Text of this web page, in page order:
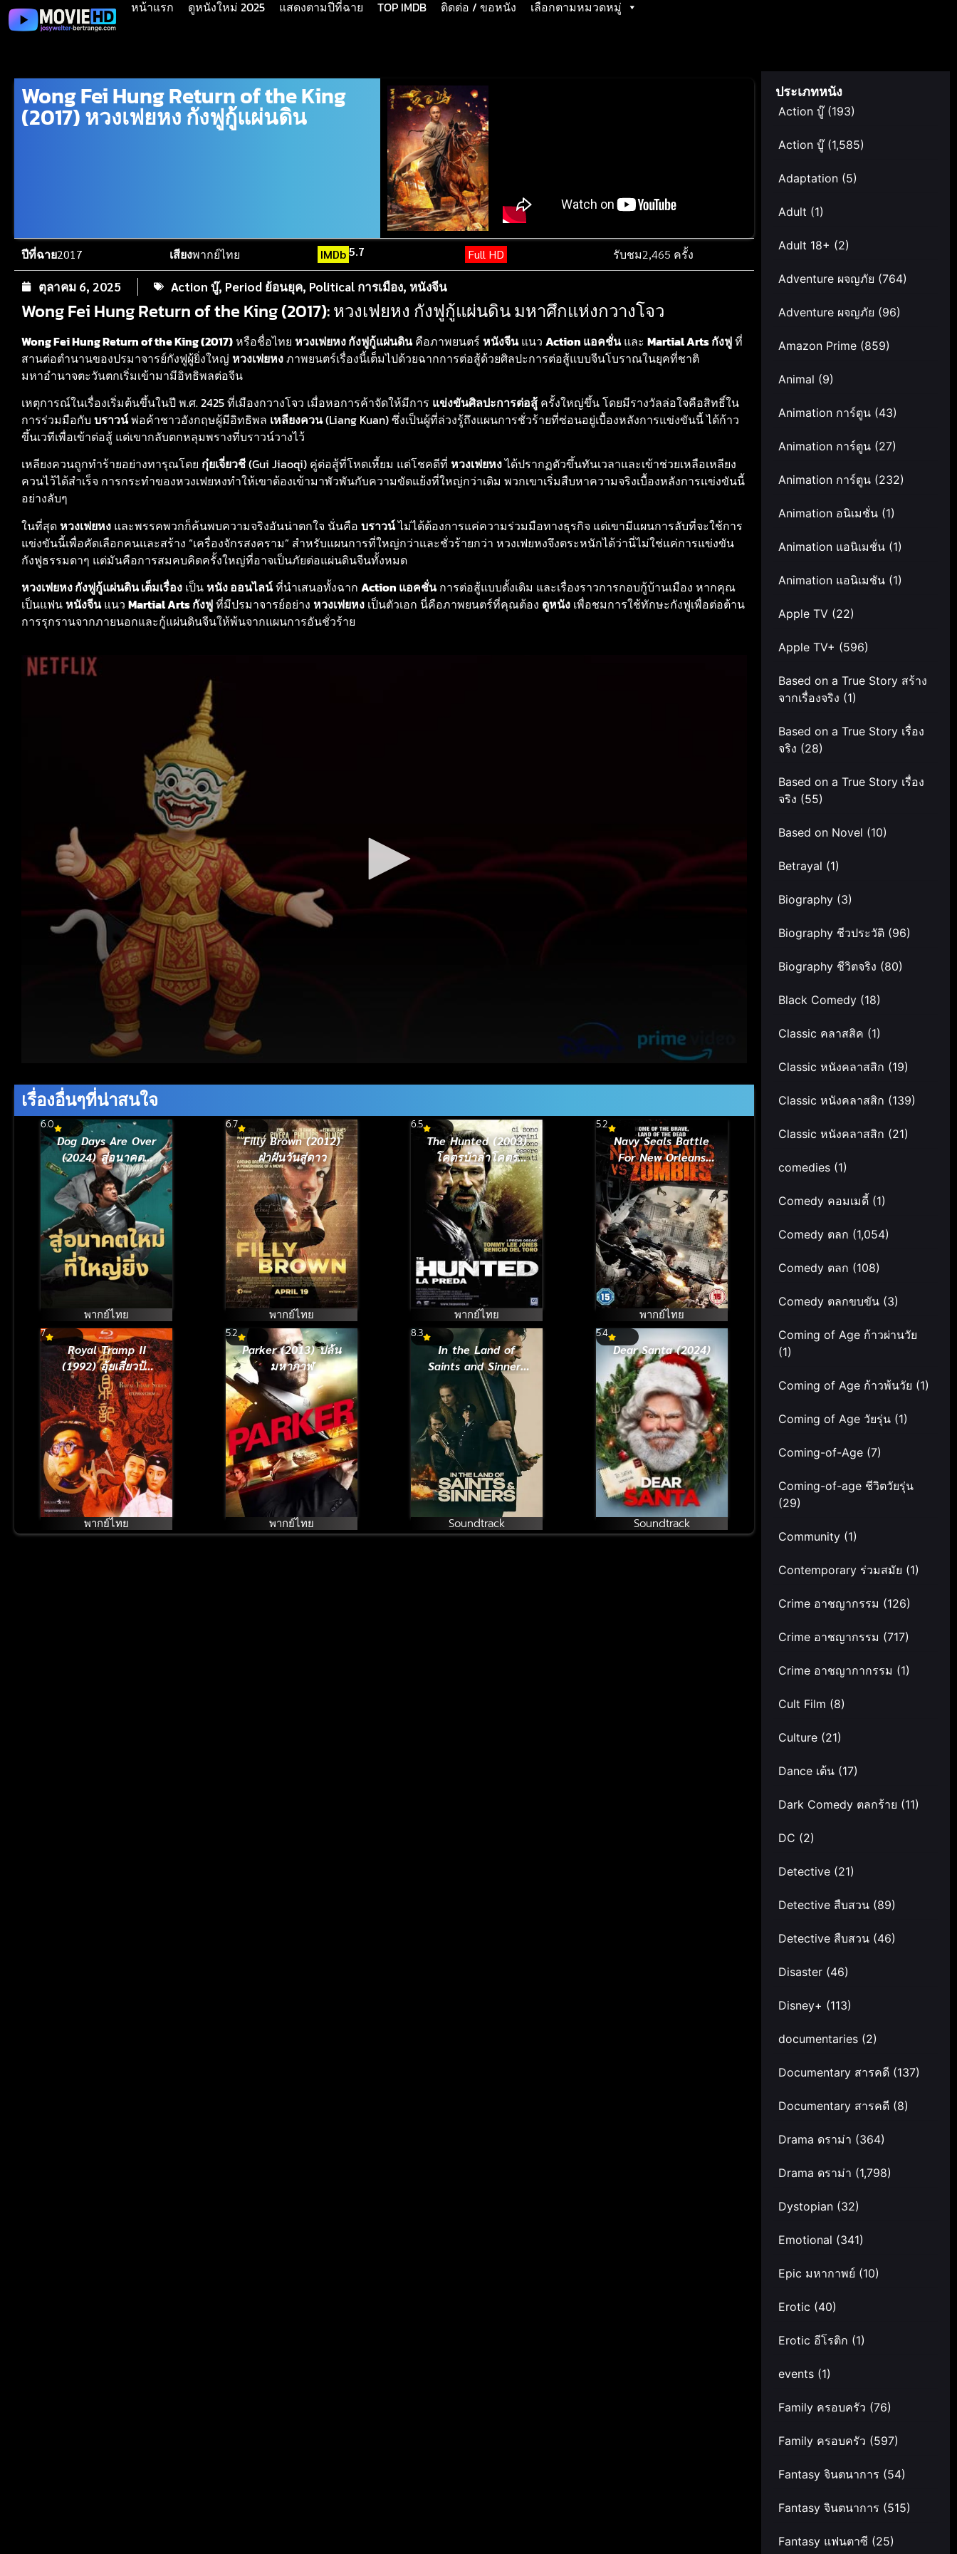
หน้าแรก ดูหนังใหม่ 2025 แสดงตามปีที่ฉาย TOP IMDB ติดต่อ / ขอหนัง เลือกตามหมวดหมู่
Wong Fei Hung Return of the King
(2017) หวงเฟยหง กังฟูกู้แผ่นดิน
ปีที่ฉาย2017 เสียงพากย์ไทย IMDb5.7 Full HD รับชม2,465 ครั้ง
ตุลาคม 6, 2025 Action บู๊, Period ย้อนยุค, Political การเมือง, หนังจีน
Wong Fei Hung Return of the King (2017): หวงเฟยหง กังฟูกู้แผ่นดิน มหาศึกแห่งกวางโจว
Wong Fei Hung Return of the King (2017)หรือชื่อไทย หวงเฟยหง กังฟูกู้แผ่นดินคือภาพยนตร์ หนังจีนแนว Action แอคชั่นและ Martial Arts กังฟูที่
สานต่อตำนานของปรมาจารย์กังฟูผู้ยิ่งใหญ่ หวงเฟยหงภาพยนตร์เรื่องนี้เต็มไปด้วยฉากการต่อสู้ด้วยศิลปะการต่อสู้แบบจีนโบราณในยุคที่ชาติ
มหาอำนาจตะวันตกเริ่มเข้ามามีอิทธิพลต่อจีน
เหตุการณ์ในเรื่องเริ่มต้นขึ้นในปี พ.ศ. 2425 ที่เมืองกวางโจว เมื่อหอการค้าจัดให้มีการ แข่งขันศิลปะการต่อสู้ ครั้งใหญ่ขึ้น โดยมีรางวัลล่อใจคือสิทธิ์ใน
การร่วมมือกับ บราวน์พ่อค้าชาวอังกฤษผู้มีอิทธิพล เหลียงควน(Liang Kuan) ซึ่งเป็นผู้ที่ล่วงรู้ถึงแผนการชั่วร้ายที่ซ่อนอยู่เบื้องหลังการแข่งขันนี้ ได้ก้าว
ขึ้นเวทีเพื่อเข้าต่อสู้ แต่เขากลับตกหลุมพรางที่บราวน์วางไว้
เหลียงควนถูกทำร้ายอย่างทารุณโดย กุ๋ยเจี่ยวชี(Gui Jiaoqi) คู่ต่อสู้ที่โหดเหี้ยม แต่โชคดีที่ หวงเฟยหงได้ปรากฏตัวขึ้นทันเวลาและเข้าช่วยเหลือเหลียง
ควนไว้ได้สำเร็จ การกระทำของหวงเฟยหงทำให้เขาต้องเข้ามาพัวพันกับความขัดแย้งที่ใหญ่กว่าเดิม พวกเขาเริ่มสืบหาความจริงเบื้องหลังการแข่งขันนี้
อย่างลับๆ
ในที่สุด หวงเฟยหง และพรรคพวกก็ค้นพบความจริงอันน่าตกใจ นั่นคือ บราวน์ไม่ได้ต้องการแค่ความร่วมมือทางธุรกิจ แต่เขามีแผนการลับที่จะใช้การ
แข่งขันนี้เพื่อคัดเลือกคนและสร้าง “เครื่องจักรสงคราม” สำหรับแผนการที่ใหญ่กว่าและชั่วร้ายกว่า หวงเฟยหงจึงตระหนักได้ว่านี่ไม่ใช่แค่การแข่งขัน
กังฟูธรรมดาๆ แต่มันคือการสมคบคิดครั้งใหญ่ที่อาจเป็นภัยต่อแผ่นดินจีนทั้งหมด
หวงเฟยหง กังฟูกู้แผ่นดิน เต็มเรื่อง เป็น หนัง ออนไลน์ที่นำเสนอทั้งฉาก Action แอคชั่นการต่อสู้แบบดั้งเดิม และเรื่องราวการกอบกู้บ้านเมือง หากคุณ
เป็นแฟน หนังจีนแนว Martial Arts กังฟูที่มีปรมาจารย์อย่าง หวงเฟยหง เป็นตัวเอก นี่คือภาพยนตร์ที่คุณต้อง ดูหนัง เพื่อชมการใช้ทักษะกังฟูเพื่อต่อต้าน
การรุกรานจากภายนอกและกู้แผ่นดินจีนให้พ้นจากแผนการอันชั่วร้าย
เรื่องอื่นๆที่น่าสนใจ
6.0
Dog Days Are Over
(2024) สู่อนาคตที่
ใหม่ที่ใหญ่ยิ่ง
พากย์ไทย
6.7
Filly Brown (2012)
ฝ่าฝันวันสู่ดาว
พากย์ไทย
6.5
The Hunted (2003)
โคตรบ้าล่าโคตร
เหี้ยม
พากย์ไทย
5.2
Navy Seals Battle
For New Orleans
(2016) หน่วยจู่โจม
ทะลวงเมืองซอมบี้
พากย์ไทย
7
Royal Tramp II
(1992) อุ้ยเสี่ยวป้อ
จอมยุทธเย้ยยุทธจักร
ภาค 2
พากย์ไทย
5.2
Parker (2013) ปล้น
มหากาฬ
พากย์ไทย
8.3
In the Land of
Saints and Sinners
(2023)
Soundtrack
5.4
Dear Santa (2024)
Soundtrack
ประเภทหนัง
Action บู๊(193)
Action บู๊(1,585)
Adaptation (5)
Adult (1)
Adult 18+ (2)
Adventure ผจญภัย (764)
Adventure ผจญภัย (96)
Amazon Prime (859)
Animal (9)
Animation การ์ตูน (43)
Animation การ์ตูน (27)
Animation การ์ตูน (232)
Animation อนิเมชั่น (1)
Animation แอนิเมชั่น (1)
Animation แอนิเมชัน (1)
Apple TV (22)
Apple TV+ (596)
Based on a True Story สร้าง
จากเรื่องจริง (1)
Based on a True Story เรื่อง
จริง (28)
Based on a True Story เรื่อง
จริง (55)
Based on Novel (10)
Betrayal (1)
Biography (3)
Biography ชีวประวัติ (96)
Biography ชีวิตจริง (80)
Black Comedy (18)
Classic คลาสสิค (1)
Classic หนังคลาสสิก (19)
Classic หนังคลาสสิก (139)
Classic หนังคลาสสิก (21)
comedies (1)
Comedy คอมเมดี้ (1)
Comedy ตลก (1,054)
Comedy ตลก (108)
Comedy ตลกขบขัน (3)
Coming of Age ก้าวผ่านวัย
(1)
Coming of Age ก้าวพ้นวัย (1)
Coming of Age วัยรุ่น (1)
Coming-of-Age (7)
Coming-of-age ชีวิตวัยรุ่น
(29)
Community (1)
Contemporary ร่วมสมัย (1)
Crime อาชญากรรม (126)
Crime อาชญากรรม (717)
Crime อาชญากากรรม (1)
Cult Film (8)
Culture (21)
Dance เต้น (17)
Dark Comedy ตลกร้าย (11)
DC (2)
Detective (21)
Detective สืบสวน (89)
Detective สืบสวน (46)
Disaster (46)
Disney+ (113)
documentaries (2)
Documentary สารคดี (137)
Documentary สารคดี (8)
Drama ดราม่า (364)
Drama ดราม่า (1,798)
Dystopian (32)
Emotional (341)
Epic มหากาพย์ (10)
Erotic (40)
Erotic อีโรติก (1)
events (1)
Family ครอบครัว (76)
Family ครอบครัว (597)
Fantasy จินตนาการ (54)
Fantasy จินตนาการ (515)
Fantasy แฟนตาซี (25)